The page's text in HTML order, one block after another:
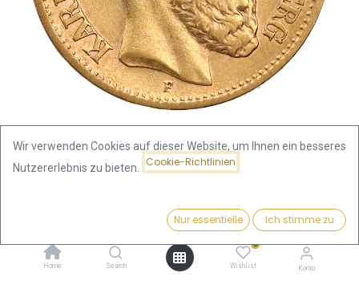
Preis:
423,66€ Kaufen
Home Search
0
Wishlist Konto
10 Mark König Karl Goldmünze |
Wir verwenden Cookies auf dieser Website, um Ihnen ein besseres
Nutzererlebnis zu bieten.
Cookie-Richtlinien
Nur essentielle Ich stimme zu